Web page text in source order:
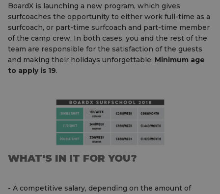
BoardX is launching a new program, which gives
surfcoaches the opportunity to either work full-time as a
surfcoach, or part-time surfcoach and part-time member
of the camp crew. In both cases, you and the rest of the
team are responsible for the satisfaction of the guests
and making their holidays unforgettable. Minimum age
to apply is 19.
WHAT'S IN IT FOR YOU?
- A competitive salary, depending on the amount of